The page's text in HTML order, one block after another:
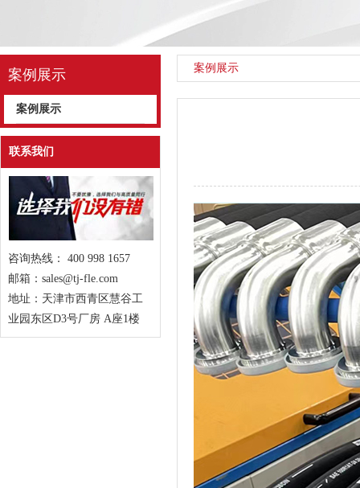
1
案例展示
案例展示
联系我们
咨询热线： 400 998 1657
邮箱：sales@tj-fle.com
地址：天津市西青区慧谷工
业园东区D3号厂房 A座1楼
案例展示